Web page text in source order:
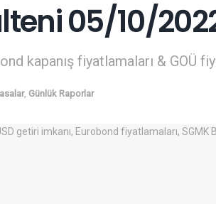
05/10/
kapanış fiyatlamaları & GOÜ
, Günlük Raporlar